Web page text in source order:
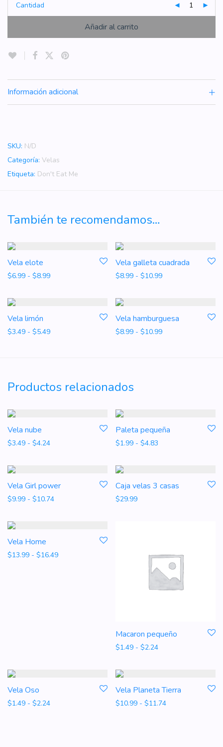
Cantidad
Añadir al carrito
Información adicional
SKU: N/D
Categoría: Velas
Etiqueta: Don't Eat Me
También te recomendamos…
Vela elote
$6.99 - $8.99Rango de precios: desde $6.99 hasta $8.99
Vela galleta cuadrada
$8.99 - $10.99Rango de precios:
Vela limón
$3.49 - $5.49Rango de precios: desde $3.49 hasta $5.49
Vela hamburguesa
$8.99 - $10.99Rango de precios:
Productos relacionados
Vela nube
$3.49 - $4.24Rango de precios: desde $3.49 hasta $4.24
Paleta pequeña
$1.99 - $4.83
Vela Girl power
$9.99 - $10.74Rango de precios: desde $9.99 hasta $10.74
Caja velas 3 casas
$29.99
Vela Home
$13.99 - $16.49Rango de precios: desde $13.99 hasta $16.49
Macaron pequeño
$1.49 - $2.24Rango de precios:
Vela Oso
$1.49 - $2.24Rango de precios: desde $1.49 hasta $2.24
Vela Planeta Tierra
$10.99 - $11.74Rango de